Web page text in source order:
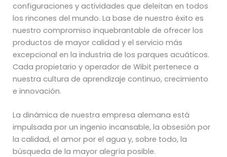
configuraciones y actividades que deleitan en todos
los rincones del mundo. La base de nuestro éxito es
nuestro compromiso inquebrantable de ofrecer los
productos de mayor calidad y el servicio más
excepcional en la industria de los parques acuáticos.
Cada propietario y operador de Wibit pertenece a
nuestra cultura de aprendizaje continuo, crecimiento
e innovación.
La dinámica de nuestra empresa alemana está
impulsada por un ingenio incansable, la obsesión por
la calidad, el amor por el agua y, sobre todo, la
búsqueda de la mayor alegría posible.